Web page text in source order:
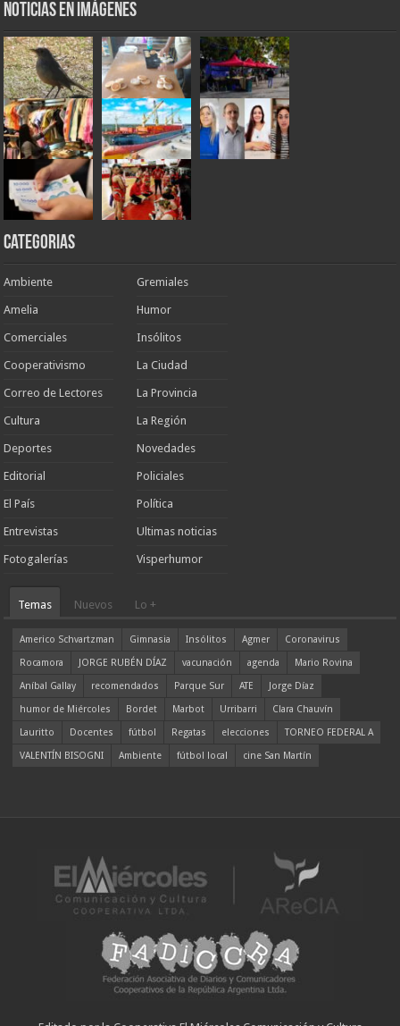
Noticias en Imágenes
Categorias
Ambiente
Amelia
Comerciales
Cooperativismo
Correo de Lectores
Cultura
Deportes
Editorial
El País
Entrevistas
Fotogalerías
Gremiales
Humor
Insólitos
La Ciudad
La Provincia
La Región
Novedades
Policiales
Política
Ultimas noticias
Visperhumor
Temas Nuevos Lo +
Americo Schvartzman Gimnasia Insólitos Agmer
Coronavirus
Rocamora
JORGE RUBÉN DÍAZ vacunación agenda
Mario Rovina
Aníbal Gallay
recomendados Parque Sur ATE
Jorge Díaz
humor de Miércoles
Bordet Marbot Urribarri
Clara Chauvín
Lauritto
Docentes fútbol Regatas elecciones
TORNEO FEDERAL A
VALENTÍN BISOGNI
Ambiente fútbol local cine San Martín